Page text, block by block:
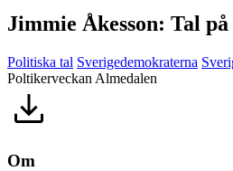
Jimmie Åkesson: Tal
Politiska tal Sverigedemokraterna
Poltikerveckan Almedalen
Om